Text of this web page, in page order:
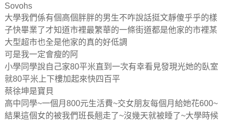
Sovohs
大學我們係有個高個胖胖的男生不咋說話挺文靜傻乎乎的樣
子快畢業了才知道市裡最繁華的一條街道都是他家的市裡某
大型超市也全是他家的真的好低調
可是我一定會瘦的阿
小學同學說自己家80平米直到一次有幸看見發現光她的臥室
就80平米上下樓加起來快四百平
蔡徐坤是寶貝
高中同學~一個月800元生活費~交女朋友每個月給她花600~
結果這個女的被我們班長翹走了~沒幾天就被睡了~大學時候